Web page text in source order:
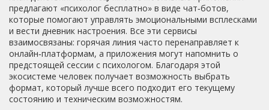
предлагают «психолог бесплатно» в виде чат‑ботов,
которые помогают управлять эмоциональными всплесками
и вести дневник настроения. Все эти сервисы
взаимосвязаны: горячая линия часто перенаправляет к
онлайн‑платформам, а приложения могут напомнить о
предстоящей сессии с психологом. Благодаря этой
экосистеме человек получает возможность выбрать
формат, который лучше всего подходит его текущему
состоянию и техническим возможностям.